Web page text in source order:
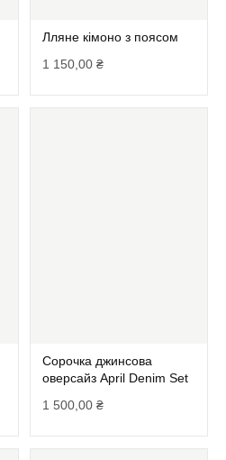
Лляне кімоно з поясом
1 150,00₴
Сорочка джинсова
оверсайз April Denim Set
1 500,00₴